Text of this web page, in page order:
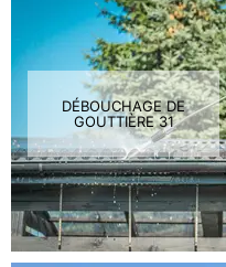
DÉBOUCHAGE DE
GOUTTIÈRE 31